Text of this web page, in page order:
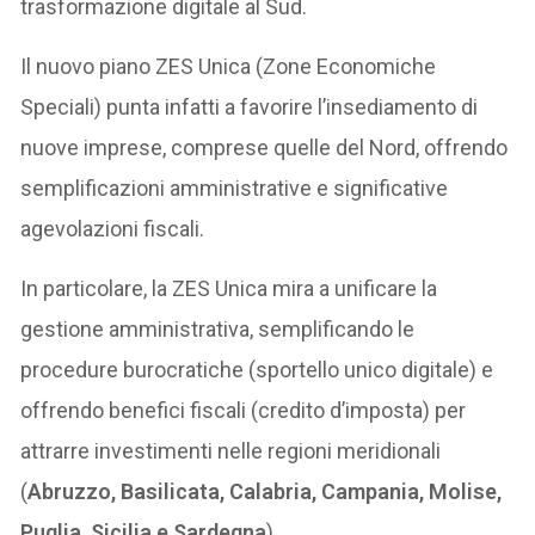
trasformazione digitale al Sud.
Il nuovo piano ZES Unica (Zone Economiche
Speciali) punta infatti a favorire l’insediamento di
nuove imprese, comprese quelle del Nord, offrendo
semplificazioni amministrative e significative
agevolazioni fiscali.
In particolare, la ZES Unica mira a unificare la
gestione amministrativa, semplificando le
procedure burocratiche (sportello unico digitale) e
offrendo benefici fiscali (credito d’imposta) per
attrarre investimenti nelle regioni meridionali
(Abruzzo, Basilicata, Calabria, Campania, Molise,